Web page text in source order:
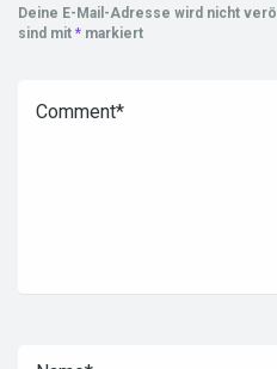
Deine E-Mail-Adresse wird nicht
sind mit * markiert